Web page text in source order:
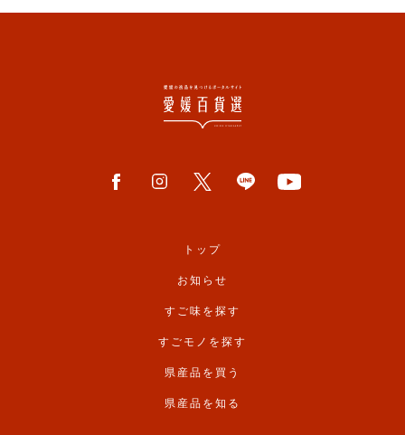
トップ
お知らせ
すご味を探す
すごモノを探す
県産品を買う
県産品を知る